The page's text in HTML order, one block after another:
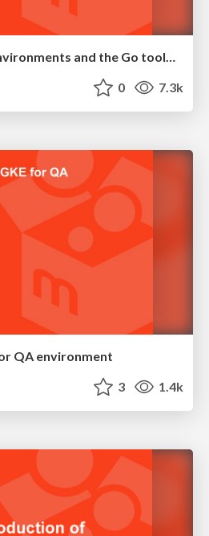
Development/QA environments and the Go tools in it
0 7.3k
QA environment
3 1.4k